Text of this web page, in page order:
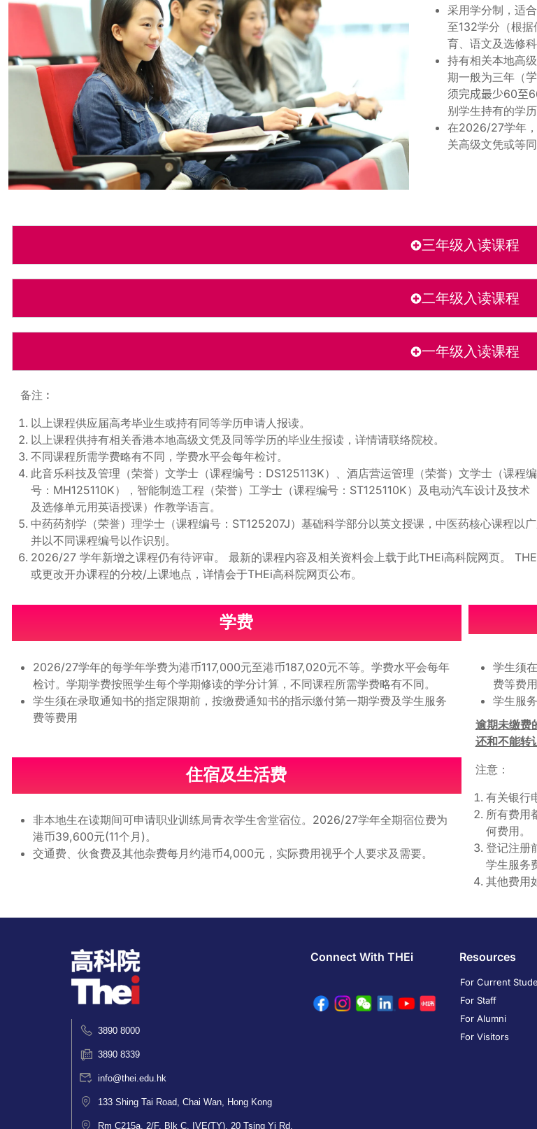
采用学分制，适
至132学分（根
育、语文及选修
持有相关本地高
期一般为三年（
须完成最少60至
别学生持有的学
在2026/27学年
关高级文凭或等
三年级入读课程
二年级入读课程
一年级入读课程
备注︰
以上课程供应届高考毕业生或持有同等学历申请人报读。
以上课程供持有相关香港本地高级文凭及同等学历的毕业生报读，详情请联络院校。
不同课程所需学费略有不同，学费水平会每年检讨。
此音乐科技及管理（荣誉）文学士（课程编号：DS125113K）、酒店营运管理（荣誉）文学士（课
号：MH125110K），智能制造工程（荣誉）工学士（课程编号：ST125110K）及电动汽车设计及技
及选修单元用英语授课）作教学语言。
中药药剂学（荣誉）理学士（课程编号：ST125207J）基础科学部分以英文授课，中医药核心课程以
并以不同课程编号以作识别。
2026/27 学年新增之课程仍有待评审。 最新的课程内容及相关资料会上载于此THEi高科院网页。
或更改开办课程的分校/上课地点，详情会于THEi高科院网页公布。
学费
2026/27学年的每学年学费为港币117,000元至港币187,020元不等。学费水平会每年
检讨。学期学费按照学生每个学期修读的学分计算，不同课程所需学费略有不同。
学生须在录取通知书的指定限期前，按缴费通知书的指示缴付第一期学费及学生服务
费等费用
住宿及生活费
非本地生在读期间可申请职业训练局青衣学生舍堂宿位。2026/27学年全期宿位费为
港币39,600元(11个月)。
交通费、伙食费及其他杂费每月约港币4,000元，实际费用视乎个人要求及需要。
学生须
费等费用
学生服
逾期未缴费
还和不能转
注意：
有关银行
所有费用
何费用。
登记注册
学生服务
其他费用
3890 8000
3890 8339
info@thei.edu.hk
133 Shing Tai Road, Chai Wan, Hong Kong
Rm C215a, 2/F, Blk C, IVE(TY), 20 Tsing Yi Rd,
Connect With THEi Resources
For Current
For Staff
For Alumni
For Visitors